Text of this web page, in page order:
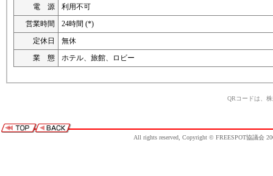
電 源
利用不可
営業時間
24時間 (*)
定休日
無休
業 態
ホテル、旅館、ロビー
QRコードは、
All rights reserved, Copyright © FREESPOT協議会